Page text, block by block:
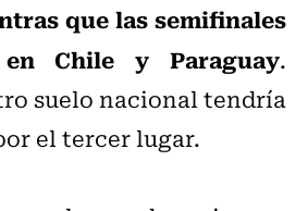
que las semifinales
Chile y Paraguay.
suelo nacional tendría
el tercer lugar.